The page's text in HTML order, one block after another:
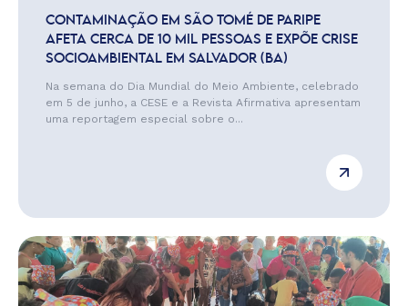
CONTAMINAÇÃO EM SÃO TOMÉ DE PARIPE
AFETA CERCA DE 10 MIL PESSOAS E EXPÕE CRISE
SOCIOAMBIENTAL EM SALVADOR (BA)
Na semana do Dia Mundial do Meio Ambiente, celebrado
em 5 de junho, a CESE e a Revista Afirmativa apresentam
uma reportagem especial sobre o...